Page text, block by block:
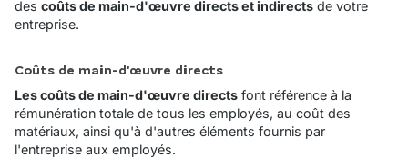
des coûts de main-d'œuvre directs et indirects de votre
entreprise.
Coûts de main-d'œuvre directs
Les coûts de main-d'œuvre directs font référence à la
rémunération totale de tous les employés, au coût des
matériaux, ainsi qu'à d'autres éléments fournis par
l'entreprise aux employés.